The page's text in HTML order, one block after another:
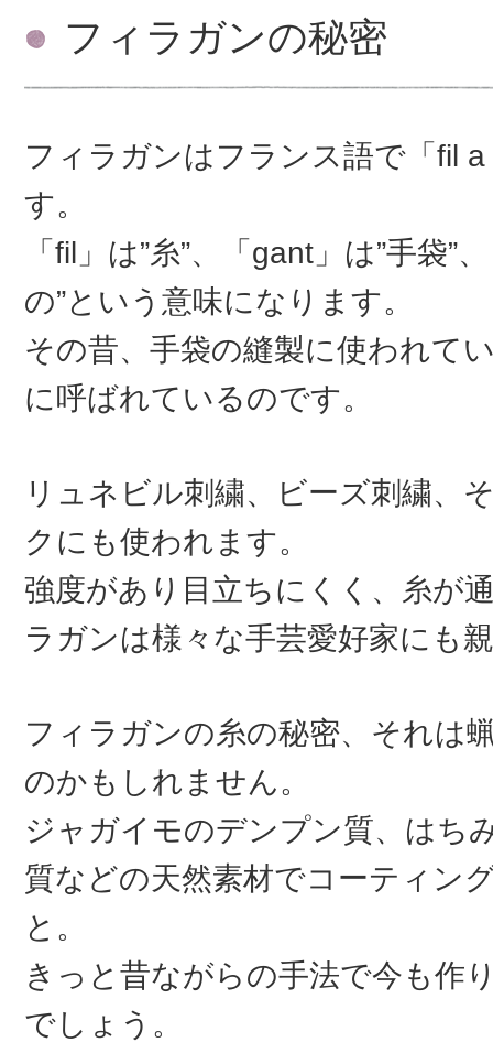
フィラガンの秘密
フィラガンはフランス語で「fil
す。
「fil」は”糸”、「gant」は”手袋”
の”という意味になります。
その昔、手袋の縫製に使われて
に呼ばれているのです。
リュネビル刺繍、ビーズ刺繍、
クにも使われます。
強度があり目立ちにくく、糸が
ラガンは様々な手芸愛好家にも
フィラガンの糸の秘密、それは
のかもしれません。
ジャガイモのデンプン質、はち
質などの天然素材でコーティン
と。
きっと昔ながらの手法で今も作
でしょう。